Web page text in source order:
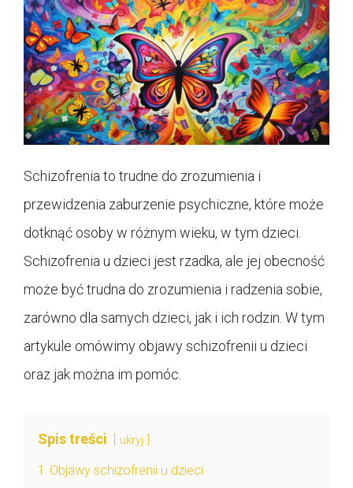
Schizofrenia to trudne do zrozumienia i
przewidzenia zaburzenie psychiczne, które może
dotknąć osoby w różnym wieku, w tym dzieci.
Schizofrenia u dzieci jest rzadka, ale jej obecność
może być trudna do zrozumienia i radzenia sobie,
zarówno dla samych dzieci, jak i ich rodzin. W tym
artykule omówimy objawy schizofrenii u dzieci
oraz jak można im pomóc.
Spis treści ukryj
1 Objawy schizofrenii u dzieci